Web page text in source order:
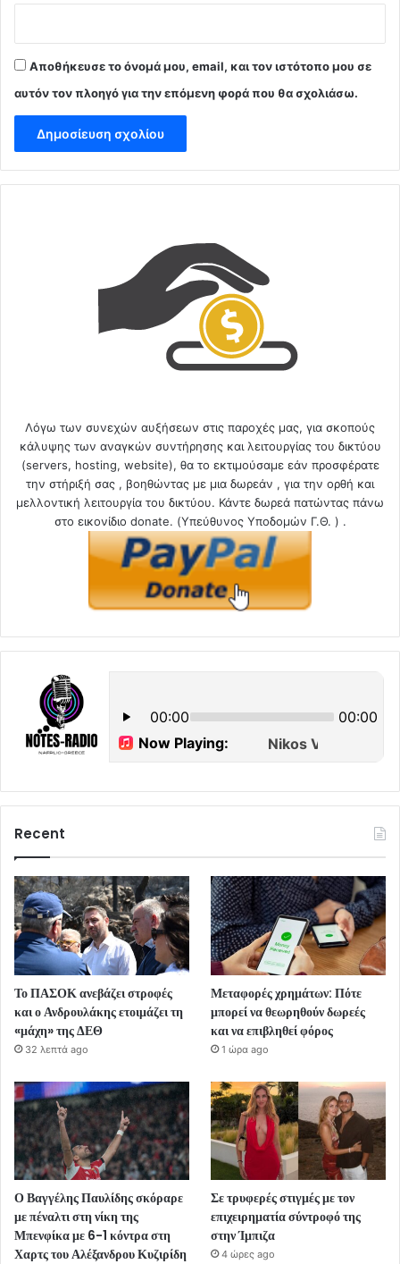
Αποθήκευσε το όνομά μου, email, και τον ιστότοπο μου σε
αυτόν τον πλοηγό για την επόμενη φορά που θα σχολιάσω.
Λόγω των συνεχών αυξήσεων στις παροχές μας, για σκοπούς
κάλυψης των αναγκών συντήρησης και λειτουργίας του δικτύου
(servers, hosting, website), θα το εκτιμούσαμε εάν προσφέρατε
την στήριξή σας , βοηθώντας με μια δωρεάν , για την ορθή και
μελλοντική λειτουργία του δικτύου. Κάντε δωρεά πατώντας πάνω
στο εικονίδιο donate. (Υπεύθυνος Υποδομών Γ.Θ. ) .
Recent
Το ΠΑΣΟΚ ανεβάζει στροφές
και ο Ανδρουλάκης ετοιμάζει τη
«μάχη» της ΔΕΘ
32 λεπτά ago
Μεταφορές χρημάτων: Πότε
μπορεί να θεωρηθούν δωρεές
και να επιβληθεί φόρος
1 ώρα ago
Ο Βαγγέλης Παυλίδης σκόραρε
με πέναλτι στη νίκη της
Μπενφίκα με 6-1 κόντρα στη
Χαρτς του Αλέξανδρου Κυζιρίδη
Σε τρυφερές στιγμές με τον
επιχειρηματία σύντροφό της
στην Ίμπιζα
4 ώρες ago